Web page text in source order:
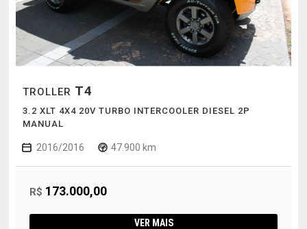
TROLLER T4
3.2 XLT 4X4 20V TURBO INTERCOOLER DIESEL 2P
MANUAL
2016/2016 47.900 km
R$ 173.000,00
VER MAIS